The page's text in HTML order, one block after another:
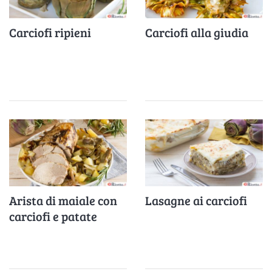
Carciofi ripieni Carciofi alla giudia
Arista di maiale con
carciofi e patate
Lasagne ai carciofi